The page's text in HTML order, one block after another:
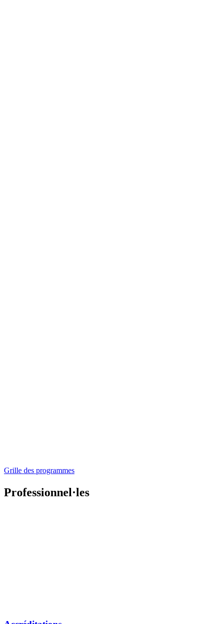
Grille des programmes
Professionnel·les